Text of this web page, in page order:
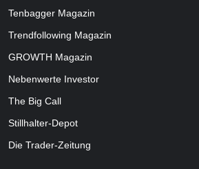
Tenbagger Magazin
Trendfollowing Magazin
GROWTH Magazin
Nebenwerte Investor
The Big Call
Stillhalter-Depot
Die Trader-Zeitung